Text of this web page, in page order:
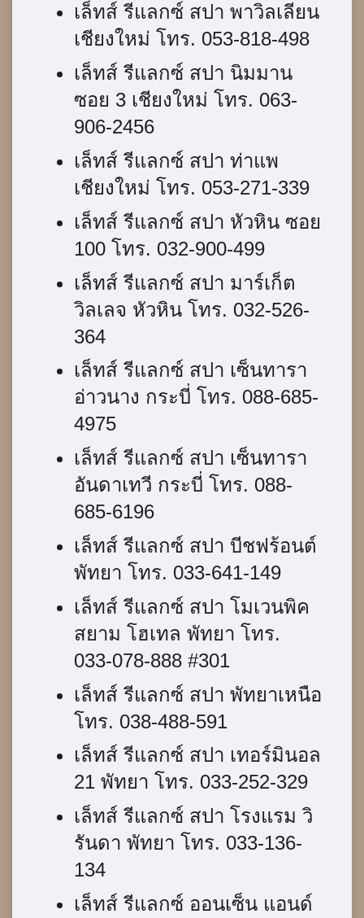
เล็ทส์ รีแลกซ์ สปา พาวิลเลียน
เชียงใหม่ โทร. 053-818-498
เล็ทส์ รีแลกซ์ สปา นิมมาน
ซอย 3 เชียงใหม่ โทร. 063-
906-2456
เล็ทส์ รีแลกซ์ สปา ท่าแพ
เชียงใหม่ โทร. 053-271-339
เล็ทส์ รีแลกซ์ สปา หัวหิน ซอย
100 โทร. 032-900-499
เล็ทส์ รีแลกซ์ สปา มาร์เก็ต
วิลเลจ หัวหิน โทร. 032-526-
364
เล็ทส์ รีแลกซ์ สปา เซ็นทารา
อ่าวนาง กระบี่ โทร. 088-685-
4975
เล็ทส์ รีแลกซ์ สปา เซ็นทารา
อันดาเทวี กระบี่ โทร. 088-
685-6196
เล็ทส์ รีแลกซ์ สปา บีชฟร้อนต์
พัทยา โทร. 033-641-149
เล็ทส์ รีแลกซ์ สปา โมเวนพิค
สยาม โฮเทล พัทยา โทร.
033-078-888 #301
เล็ทส์ รีแลกซ์ สปา พัทยาเหนือ
โทร. 038-488-591
เล็ทส์ รีแลกซ์ สปา เทอร์มินอล
21 พัทยา โทร. 033-252-329
เล็ทส์ รีแลกซ์ สปา โรงแรม วิ
รันดา พัทยา โทร. 033-136-
134
เล็ทส์ รีแลกซ์ ออนเซ็น แอนด์